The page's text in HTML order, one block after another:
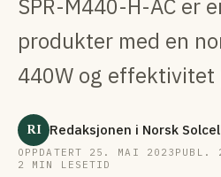
SPR-M440-H-AC er
produkter med en
440W og effektivitet
RI Redaksjonen i Norsk
OPPDATERT 25. MAI 2023 PUBL.
2 MIN LESETID